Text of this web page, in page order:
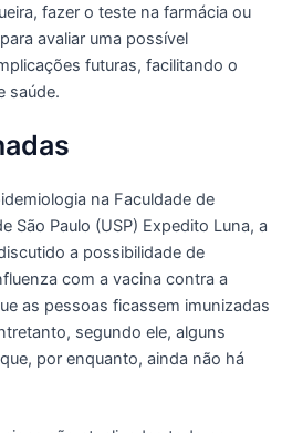
fazer o teste na farmácia ou
avaliar uma possível
futuras, facilitando o
saúde.
na Faculdade de
São Paulo (USP) Expedito Luna, a
a possibilidade de
com a vacina contra a
as pessoas ficassem imunizadas
segundo ele, alguns
por enquanto, ainda não há